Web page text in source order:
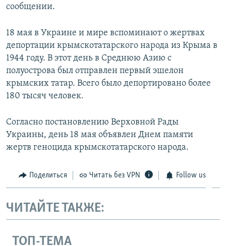
сообщении.
18 мая в Украине и мире вспоминают о жертвах
депортации крымскотатарского народа из Крыма в
1944 году. В этот день в Среднюю Азию с
полуострова был отправлен первый эшелон
крымских татар. Всего было депортировано более
180 тысяч человек.
Согласно постановлению Верховной Рады
Украины, день 18 мая объявлен Днем памяти
жертв геноцида крымскотатарского народа.
Поделиться Читать без VPN Follow us
ЧИТАЙТЕ ТАКЖЕ:
ТОП-ТЕМА